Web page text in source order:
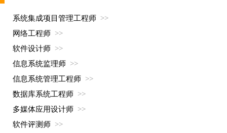
系统集成项目管理工程师 >>
网络工程师 >>
软件设计师 >>
信息系统监理师 >>
信息系统管理工程师 >>
数据库系统工程师 >>
多媒体应用设计师 >>
软件评测师 >>